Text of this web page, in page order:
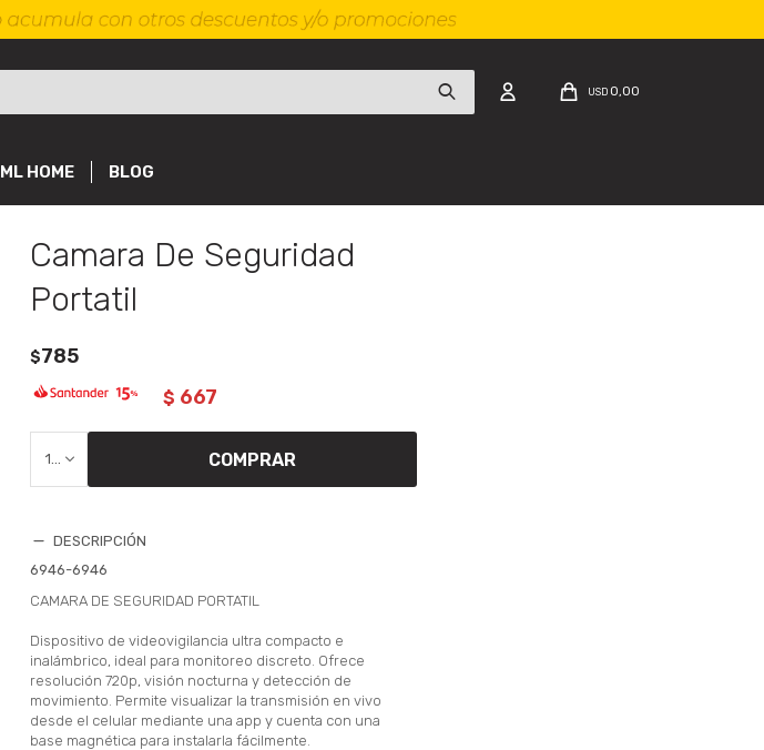
ML HOME BLOG
USD 0,00
Camara De Seguridad
Portatil
$785
$ 667
COMPRAR
DESCRIPCIÓN
6946-6946
CAMARA DE SEGURIDAD PORTATIL
Dispositivo de videovigilancia ultra compacto e
inalámbrico, ideal para monitoreo discreto. Ofrece
resolución 720p, visión nocturna y detección de
movimiento. Permite visualizar la transmisión en vivo
desde el celular mediante una app y cuenta con una
base magnética para instalarla fácilmente.